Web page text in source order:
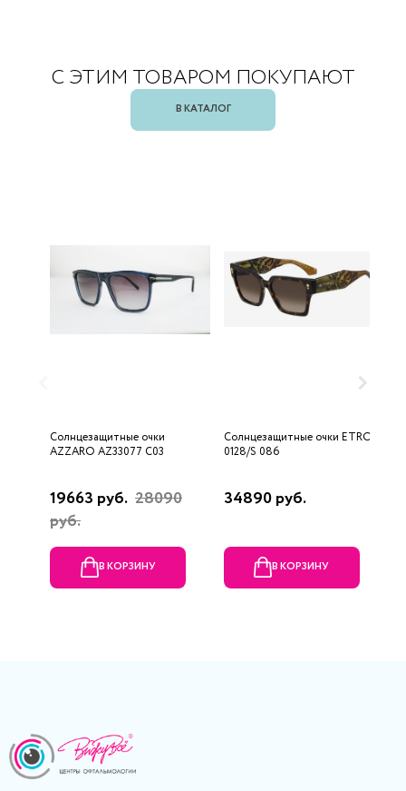
С ЭТИМ ТОВАРОМ ПОКУПАЮТ
В КАТАЛОГ
Солнцезащитные очки
AZZARO AZ33077 C03
19663 руб. 28090
руб.
В КОРЗИНУ
Солнцезащитные очки ETRO
0128/S 086
34890 руб.
В КОРЗИНУ